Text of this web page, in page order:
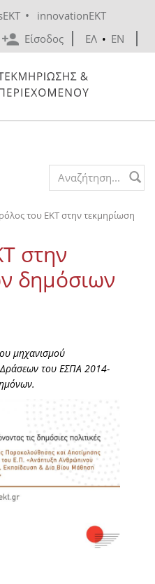
•
innovationEKT
Είσοδος
ΕΛ • EN
Search form
του ΕΚΤ στην τεκμηρίωση
στην
δημόσιων
μηχανισμού
του ΕΣΠΑ 2014-